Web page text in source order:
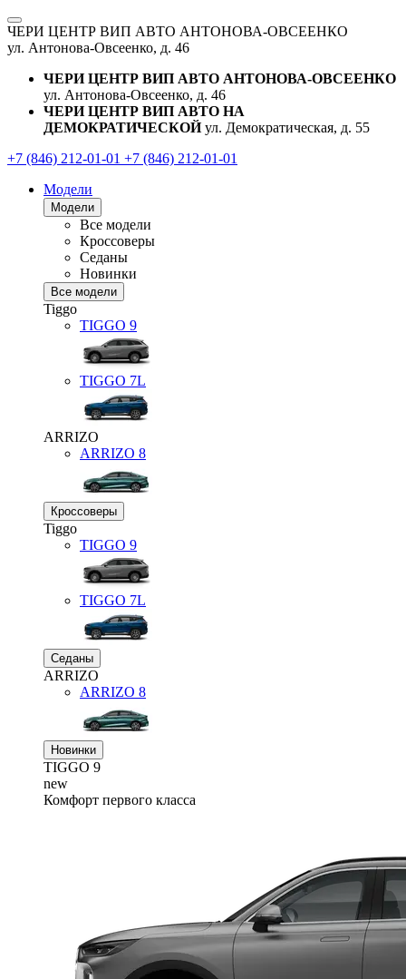
ЧЕРИ ЦЕНТР ВИП АВТО АНТОНОВА-ОВСЕЕНКО
ул. Антонова-Овсеенко, д. 46
ЧЕРИ ЦЕНТР ВИП АВТО АНТОНОВА-ОВСЕЕНКО
ул. Антонова-Овсеенко, д. 46
ЧЕРИ ЦЕНТР ВИП АВТО НА
ДЕМОКРАТИЧЕСКОЙ ул. Демократическая, д. 55
+7 (846) 212-01-01 +7 (846) 212-01-01
Модели
Модели
Все модели
Кроссоверы
Седаны
Новинки
Все модели
Tiggo
TIGGO 9
TIGGO 7L
ARRIZO
ARRIZO 8
Кроссоверы
Tiggo
TIGGO 9
TIGGO 7L
Седаны
ARRIZO
ARRIZO 8
Новинки
TIGGO 9
new
Комфорт первого класса